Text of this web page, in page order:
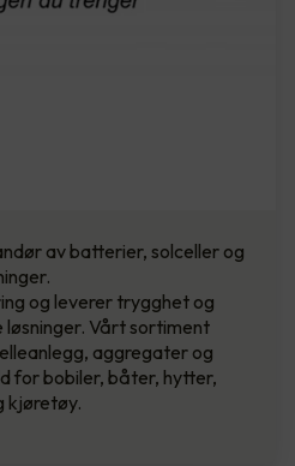
av batterier, solceller og
og leverer trygghet og
Vårt sortiment
aggregater og
for bobiler, båter, hytter,
kjøretøy.